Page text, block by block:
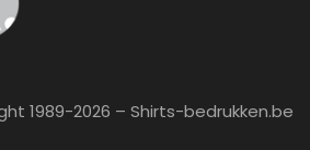
1989-2026 – Shirts-bedrukken.be